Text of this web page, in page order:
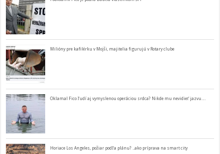
Milióny pre kafilérku v Mojši, majitelia figurujú v Rotary clube
Oklamal Fico ľudí aj vymyslenou operáciou srdca? Nikde mu nevidieť jazvu…
Horiace Los Angeles, požiar podľa plánu? ..ako príprava na smart city